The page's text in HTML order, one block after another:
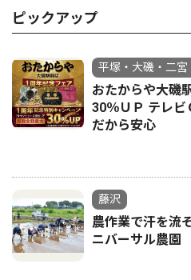
ピックアップ
平塚・大磯・二宮
おたからや大磯
30％ＵＰ テレビ
だから安心
藤沢
農作業で汗を流
ニバーサル農園